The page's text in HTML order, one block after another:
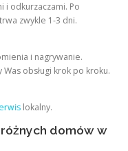
i odkurzaczami. Po
zwykle 1-3 dni.
i nagrywanie.
obsługi krok po kroku.
lokalny.
domów w